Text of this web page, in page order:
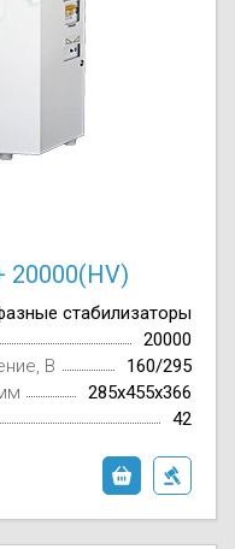
20000(HV)
стабилизаторы
20000
В
160/295
285x455x366
42